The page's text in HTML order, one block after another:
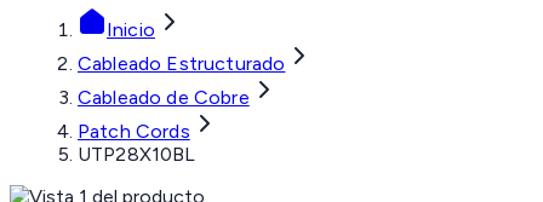
Inicio
Cableado Estructurado
Cableado de Cobre
Patch Cords
UTP28X10BL